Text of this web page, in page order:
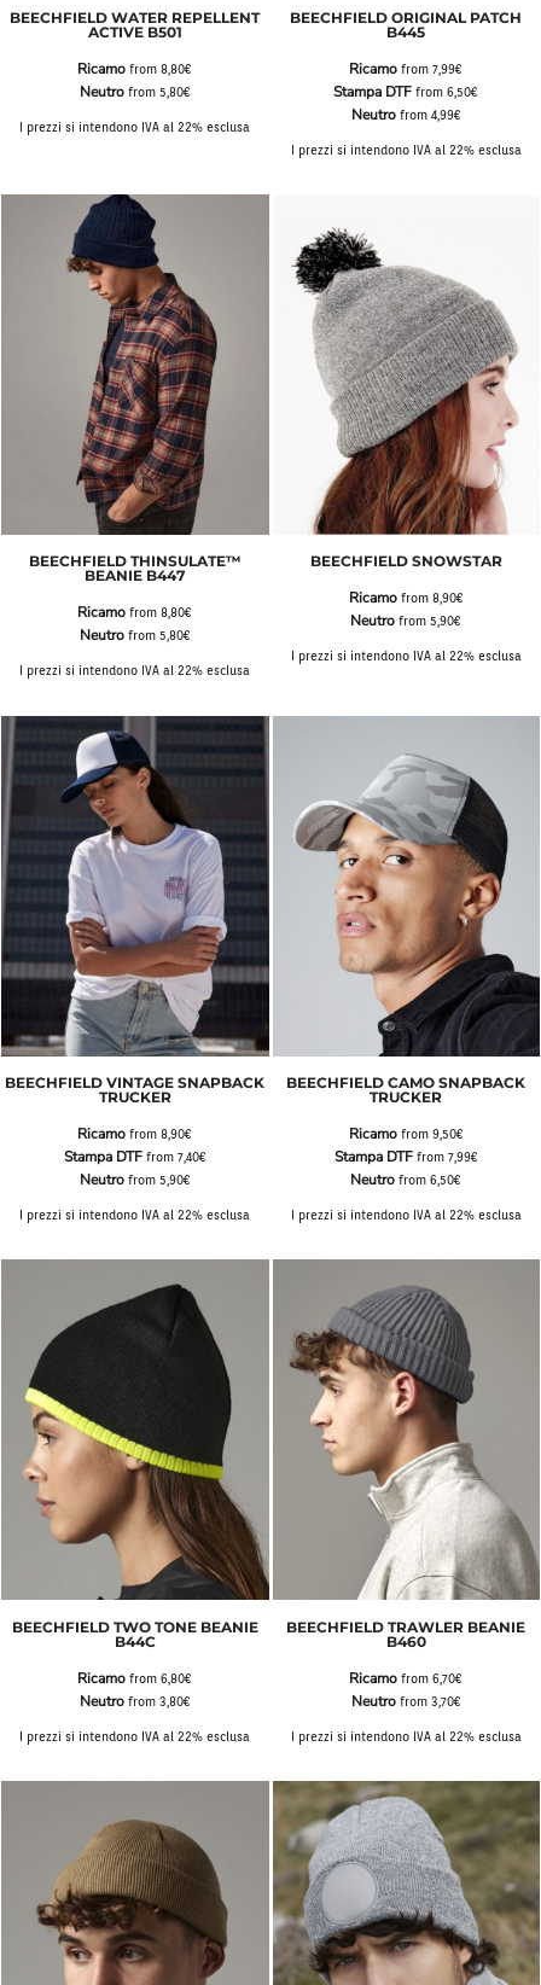
BEECHFIELD WATER REPELLENT
ACTIVE B501
Ricamo from8,80€
Neutrofrom 5,80€
I prezzi si intendono IVA al 22% esclusa
BEECHFIELD ORIGINAL PATCH
B445
Ricamo from7,99€
Stampa DTF from6,50€
Neutrofrom 4,99€
I prezzi si intendono IVA al 22% esclusa
BEECHFIELD THINSULATE™
BEANIE B447
Ricamo from8,80€
Neutrofrom 5,80€
I prezzi si intendono IVA al 22% esclusa
BEECHFIELD SNOWSTAR
Ricamofrom 8,90€
Neutro from5,90€
I prezzi si intendono IVA al 22% esclusa
BEECHFIELD VINTAGE SNAPBACK
TRUCKER
Ricamo from8,90€
Stampa DTFfrom 7,40€
Neutrofrom 5,90€
I prezzi si intendono IVA al 22% esclusa
BEECHFIELD CAMO SNAPBACK
TRUCKER
Ricamofrom 9,50€
Stampa DTFfrom 7,99€
Neutro from6,50€
I prezzi si intendono IVA al 22% esclusa
BEECHFIELD TWO TONE BEANIE
B44C
Ricamo from6,80€
Neutrofrom 3,80€
I prezzi si intendono IVA al 22% esclusa
BEECHFIELD TRAWLER BEANIE
B460
Ricamo from6,70€
Neutrofrom 3,70€
I prezzi si intendono IVA al 22% esclusa